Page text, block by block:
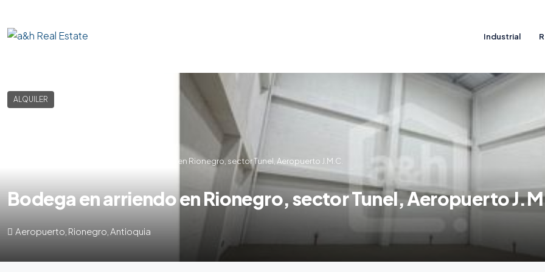
Industrial
ALQUILER
Bodega en arriendo en Rionegro, sector Tunel, Aeropuerto J.M.C.
Bodega en arriendo en Rionegro, sector Tunel, Aeropuerto
Aeropuerto, Rionegro, Antioquia